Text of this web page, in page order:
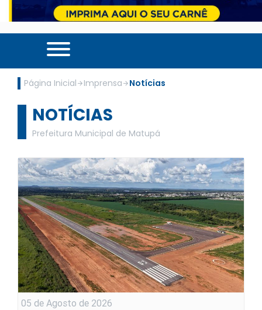
Página Inicial Imprensa Notícias
NOTÍCIAS
Prefeitura Municipal de Matupá
05 de Agosto de 2026